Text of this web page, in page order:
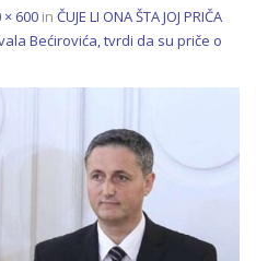
× 600 in ČUJE LI ONA ŠTA JOJ PRIČA
Bećirovića, tvrdi da su priče o